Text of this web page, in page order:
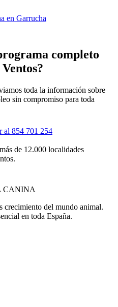
en Garrucha
completo
?
toda la información sobre
sin compromiso para toda
al 854 701 254
de 12.000 localidades
.
CANINA
crecimiento del mundo animal.
en toda España.